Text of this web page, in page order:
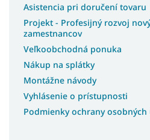
Asistencia pri doručení tovaru
Projekt - Profesijný rozvoj
zamestnancov
Veľkoobchodná ponuka
Nákup na splátky
Montážne návody
Vyhlásenie o prístupnosti
Podmienky ochrany osobných